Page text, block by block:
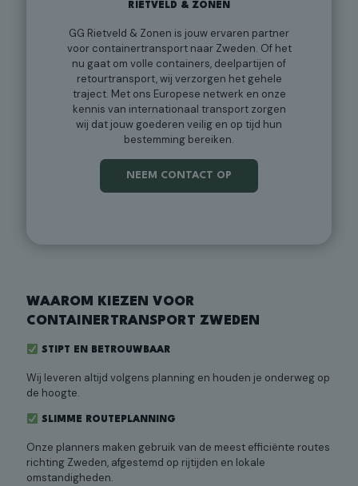
RIETVELD & ZONEN
GG Rietveld & Zonen is jouw ervaren partner
voor containertransport naar Zweden. Of het
nu gaat om volle containers, deelpartijen of
retourtransport, wij verzorgen het gehele
traject. Met ons Europese netwerk en onze
kennis van internationaal transport zorgen
wij dat jouw goederen veilig en op tijd hun
bestemming bereiken.
NEEM CONTACT OP
WAAROM KIEZEN VOOR
CONTAINERTRANSPORT ZWEDEN
STIPT EN BETROUWBAAR
Wij leveren altijd volgens planning en houden je onderweg op
de hoogte.
SLIMME ROUTEPLANNING
Onze planners maken gebruik van de meest efficiënte routes
richting Zweden, afgestemd op rijtijden en lokale
omstandigheden.